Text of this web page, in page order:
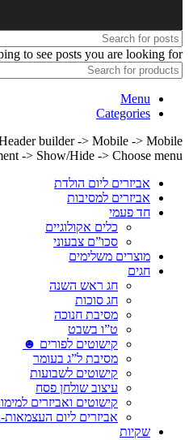
to see posts you are looking for.
Menu
Categories
builder -> Mobile -> Mobile
-> Show/Hide -> Choose menu
אביזרים ליום הולדת
אביזרים למסיבות
חד פעמי
כלים אקולוגיים
סכו”ם צבעוני
מוצרים משלימים
חגים
חג ראש השנה
חג סוכות
מסיבת חנוכה
ט”ו בשבט
קישוטים לפורים ☻
מסיבת ל”ג בעומר
קישוטים לשבועות
עיצוב שולחן פסח
קישוטים ואביזרים
אביזרים ליום
שקיות